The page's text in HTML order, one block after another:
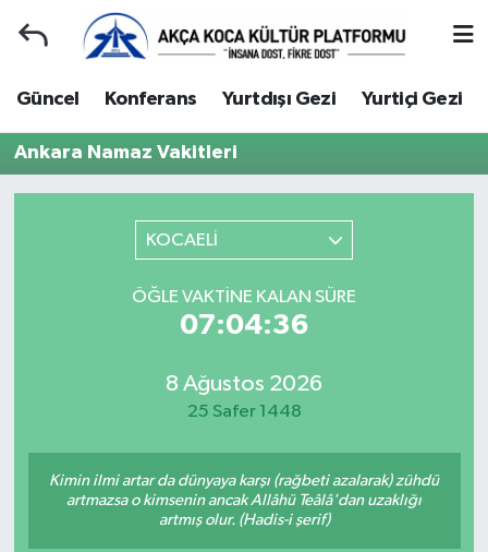
Güncel Konferans Yurtdışı Gezi Yurtiçi Gezi
Ankara Namaz Vakitleri
KOCAELİ
ÖĞLE VAKTINE KALAN SÜRE
07:04:36
8 Ağustos 2026
25 Safer 1448
Kimin ilmi artar da dünyaya karşı (rağbeti azalarak) zühdü
artmazsa o kimsenin ancak Allâhü Teâlâ'dan uzaklığı
artmış olur. (Hadis-i şerif)
Gençlerle Başbaşa
Güncel
Konferans
Yurtdışı Gezi
Hakkımızda
Yönetim Kurulu
Kocaeli Hava Durumu
Kocaeli Namaz Vakitleri
Kocaeli Trafik Yoğunluk Haritası
Süper Lig Puan Durumu ve Fikstür
Son Dakika Haberleri
Haber Arşivi